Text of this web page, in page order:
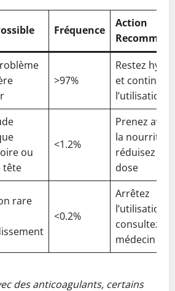
Fréquence
Action
>97%
Restez
et continuez
l’utilisation
ou
tête
<1.2%
Prenez avec
la
réduisez la
dose
rare
<0.2%
Arrêtez
l’utilisation
consultez un
médecin
des anticoagulants, certains